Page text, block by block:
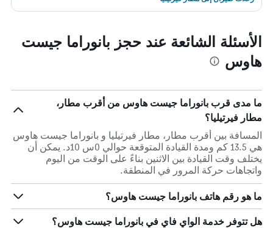
الأسئلة الشائعة عند حجز بانوراما جيست
هاوس
ما مدى قرب بانوراما جيست هاوس من أقرب مطار،
مطار فيرتيليا؟
المسافة بين أقرب مطار، مطار فيرتيليا و بانوراما جيست هاوس
هي 13.5 كم ومدة القيادة المتوقعة حوالي 0س 10د. يمكن أن
يختلف وقت القيادة بين الاثنين بناءً على الوقت من اليوم
واتجاهات حركة المرور في المنطقة.
ما هو رقم هاتف بانوراما جيست هاوس؟
هل تتوفر خدمة الواي فاي في بانوراما جيست هاوس؟